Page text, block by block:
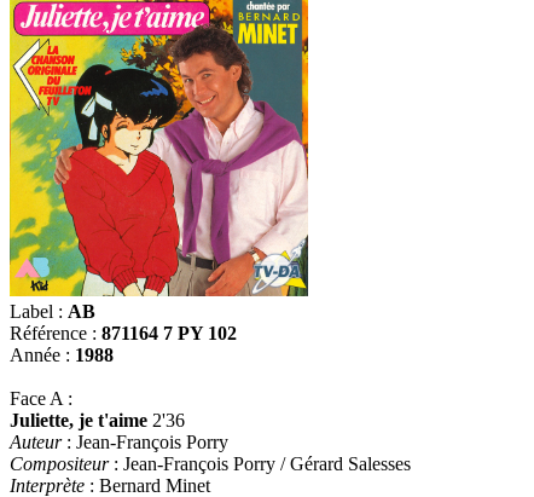
Label : AB
Référence : 871164 7 PY 102
Année : 1988
Face A :
Juliette, je t'aime 2'36
Auteur: Jean-François Porry
Compositeur: Jean-François Porry / Gérard Salesses
Interprète : Bernard Minet